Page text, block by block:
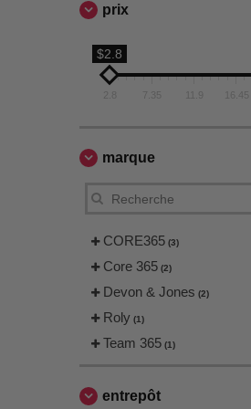
prix
$2.8
7.35 16.45
marque
CORE365 (3)
Core 365 (2)
Devon & Jones (2)
Roly (1)
Team 365 (1)
entrepôt